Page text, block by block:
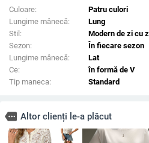
Culoare:
Patru culori
Lungime mânecă:
Lung
Stil:
Modern de zi cu
Sezon:
În fiecare sezon
Lungime mânecă:
Lat
Ce:
în formă de V
Tip maneca:
Standard
more Altor clienți le-a plăcut